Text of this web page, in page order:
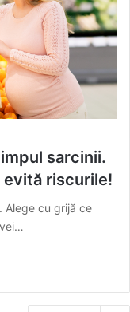
sarcinii.
evită riscurile!
Alege cu grijă ce